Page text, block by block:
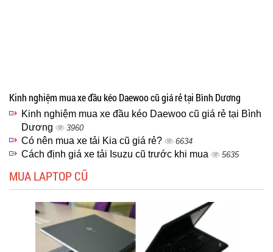
Kinh nghiệm mua xe đầu kéo Daewoo cũ giá rẻ tại Bình Dương
Kinh nghiệm mua xe đầu kéo Daewoo cũ giá rẻ tại Bình
Dương
3960
Có nên mua xe tải Kia cũ giá rẻ? 6634
Cách định giá xe tải Isuzu cũ trước khi mua 5635
MUA LAPTOP CŨ